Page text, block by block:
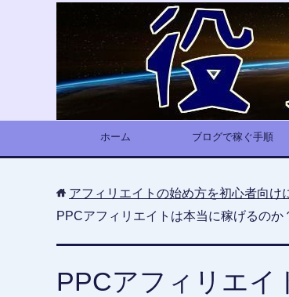
ホーム ブログで稼ぐ手順
アフィリエイトの始め方を初心者向け
PPCアフィリエイトは本当に稼げるの
PPCアフィリエイ